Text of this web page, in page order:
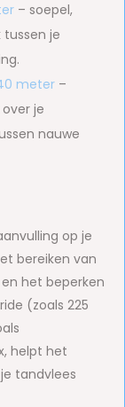
– soepel,
je
meter –
je
nauwe
op je
bereiken van
het beperken
(zoals 225
helpt het
tandvlees